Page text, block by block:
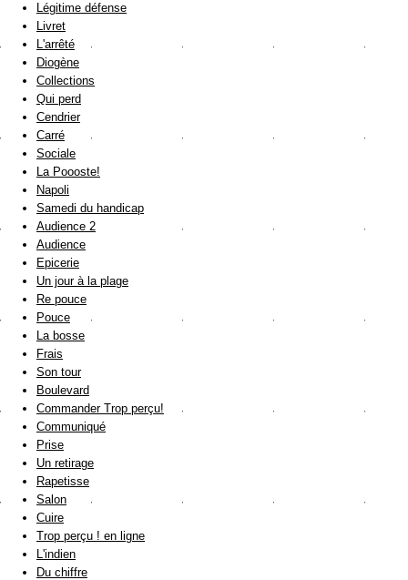
Légitime défense
Livret
L'arrêté
Diogène
Collections
Qui perd
Cendrier
Carré
Sociale
La Poooste!
Napoli
Samedi du handicap
Audience 2
Audience
Epicerie
Un jour à la plage
Re pouce
Pouce
La bosse
Frais
Son tour
Boulevard
Commander Trop perçu!
Communiqué
Prise
Un retirage
Rapetisse
Salon
Cuire
Trop perçu ! en ligne
L'indien
Du chiffre